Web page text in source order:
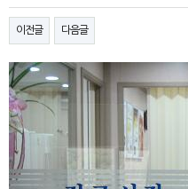
이전글 다음글